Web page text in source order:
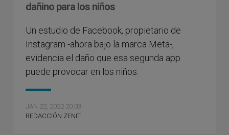
dañino para los niños
Un estudio de Facebook, propietario de
Instagram -ahora bajo la marca Meta-,
evidencia el daño que esa segunda app
puede provocar en los niños.
JAN 22, 2022 20:03
REDACCIÓN ZENIT